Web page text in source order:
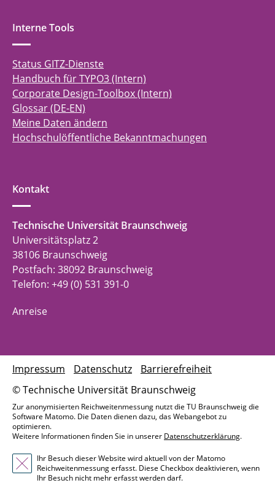
Interne Tools
Status GITZ-Dienste
Handbuch für TYPO3 (Intern)
Corporate Design-Toolbox (Intern)
Glossar (DE-EN)
Meine Daten ändern
Hochschulöffentliche Bekanntmachungen
Kontakt
Technische Universität Braunschweig
Universitätsplatz 2
38106 Braunschweig
Postfach: 38092 Braunschweig
Telefon: +49 (0) 531 391-0
Anreise
© Technische Universität Braunschweig
Impressum Datenschutz Barrierefreiheit
Zur anonymisierten Reichweitenmessung nutzt die TU Braunschweig die
Software Matomo. Die Daten dienen dazu, das Webangebot zu
optimieren.
Weitere Informationen finden Sie in unserer Datenschutzerklärung.
Ihr Besuch dieser Website wird aktuell von der Matomo
Reichweitenmessung erfasst. Diese Checkbox deaktivieren, wenn
Ihr Besuch nicht mehr erfasst werden darf.